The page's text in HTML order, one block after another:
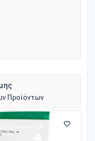
Προϊόντων